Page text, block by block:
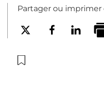
Partager ou